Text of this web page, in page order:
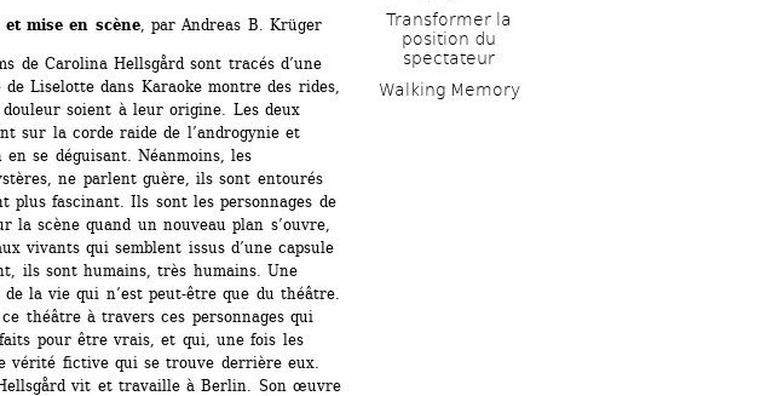
mise en scène, par Andreas B. Krüger
de Carolina Hellsgård sont tracés d’une
Liselotte dans Karaoke montre des rides,
soient à leur origine. Les deux
sur la corde raide de l’androgynie et
se déguisant. Néanmoins, les
ne parlent guère, ils sont entourés
plus fascinant. Ils sont les personnages de
scène quand un nouveau plan s’ouvre,
vivants qui semblent issus d’une capsule
ils sont humains, très humains. Une
la vie qui n’est peut-être que du théâtre.
théâtre à travers ces personnages qui
pour être vrais, et qui, une fois les
vérité fictive qui se trouve derrière eux.
vit et travaille à Berlin. Son œuvre
Transformer la
position du
spectateur
Walking Memory